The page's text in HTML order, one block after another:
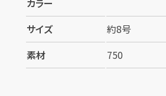
カラー
サイズ
約8号
素材
750